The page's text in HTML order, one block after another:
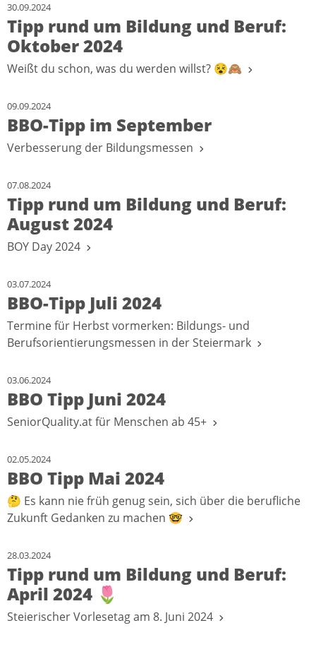
30.09.2024
Tipp rund um Bildung und Beruf:
Oktober 2024
Weißt du schon, was du werden willst? 😵🙈
09.09.2024
BBO-Tipp im September
Verbesserung der Bildungsmessen
07.08.2024
Tipp rund um Bildung und Beruf:
August 2024
BOY Day 2024
03.07.2024
BBO-Tipp Juli 2024
Termine für Herbst vormerken: Bildungs- und
Berufsorientierungsmessen in der Steiermark
03.06.2024
BBO Tipp Juni 2024
SeniorQuality.at für Menschen ab 45+
02.05.2024
BBO Tipp Mai 2024
🤔 Es kann nie früh genug sein, sich über die berufliche
Zukunft Gedanken zu machen 🤓
28.03.2024
Tipp rund um Bildung und Beruf:
April 2024 🌷
Steierischer Vorlesetag am 8. Juni 2024